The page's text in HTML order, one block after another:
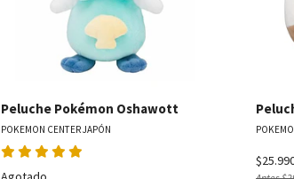
Peluche Pokémon Oshawott
POKEMON CENTER JAPÓN